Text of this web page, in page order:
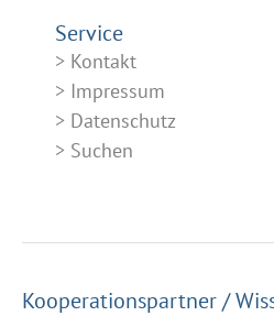
Service
Kontakt
Impressum
Datenschutz
Suchen
Kooperationspartner /